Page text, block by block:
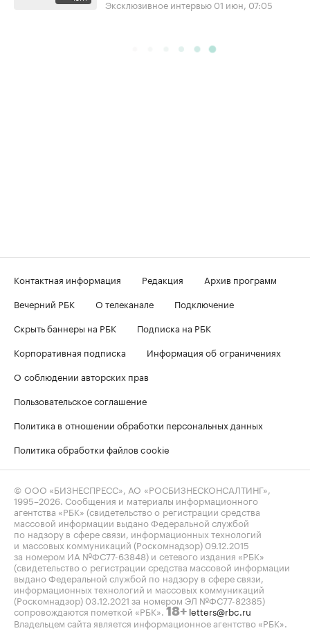
Эксклюзивное интервью 01 июн, 07:05
Контактная информация Редакция
Архив программ
Вечерний РБК
О телеканале
Подключение
Скрыть баннеры на РБК
Подписка на РБК
Корпоративная подписка
Информация об ограничениях
О соблюдении авторских прав
Пользовательское соглашение
Политика в отношении обработки персональных данных
Политика обработки файлов cookie
© ООО «БИЗНЕСПРЕСС», АО «РОСБИЗНЕСКОНСАЛТИНГ»,
1995–2026 . Сообщения и материалы информационного
агентства «РБК» (свидетельство о регистрации средства
массовой информации выдано Федеральной службой
по надзору в сфере связи, информационных технологий
и массовых коммуникаций (Роскомнадзор) 09.12.2015
за номером ИА №ФС77-63848) и сетевого издания «РБК»
(свидетельство о регистрации средства массовой информации
выдано Федеральной службой по надзору в сфере связи,
информационных технологий и массовых коммуникаций
(Роскомнадзор) 03.12.2021 за номером ЭЛ №ФС77-82385)
сопровождаются пометкой «РБК». 18+ letters@rbc.ru
Владельцем сайта является информационное агентство «РБК».